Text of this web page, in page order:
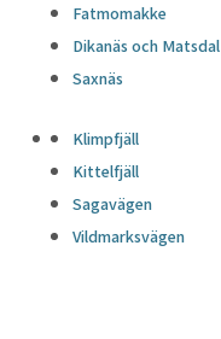
Fatmomakke
Dikanäs och Matsdal
Saxnäs
Klimpfjäll
Kittelfjäll
Sagavägen
Vildmarksvägen